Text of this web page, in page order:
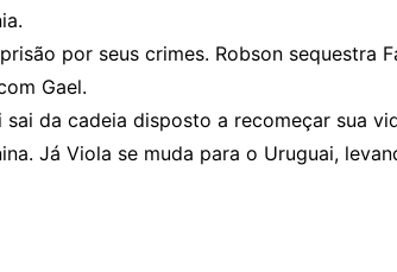
por seus crimes. Robson sequestra
Gael.
da cadeia disposto a recomeçar sua
Já Viola se muda para o Uruguai,